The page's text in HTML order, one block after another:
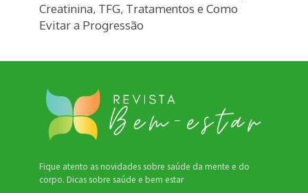
Creatinina, TFG, Tratamentos e Como
Evitar a Progressão
Fique atento as novidades sobre saúde da mente e do
corpo. Dicas sobre saúde e bem estar